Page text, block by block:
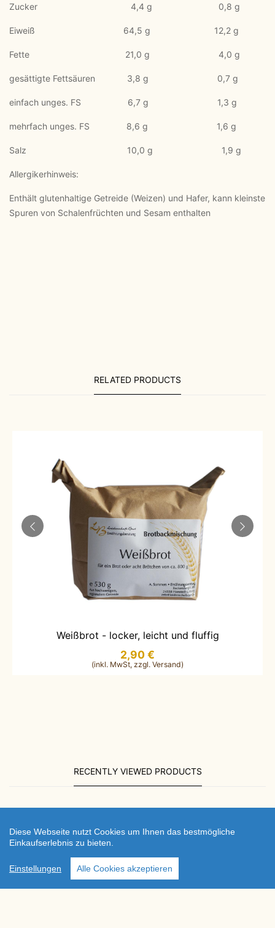
Zucker 4,4 g 0,8 g
Eiweiß 64,5 g 12,2 g
Fette 21,0 g 4,0 g
gesättigte Fettsäuren 3,8 g 0,7 g
einfach unges. FS 6,7 g 1,3 g
mehrfach unges. FS 8,6 g 1,6 g
Salz 10,0 g 1,9 g
Allergikerhinweis:
Enthält glutenhaltige Getreide (Weizen) und Hafer, kann kleinste
Spuren von Schalenfrüchten und Sesam enthalten
RELATED PRODUCTS
IN DEN WARENKORB LEGEN
Weißbrot - locker, leicht und fluffig
2,90 €
RECENTLY VIEWED PRODUCTS
AGB|Datenschutz|Versand
Diese Webseite nutzt Cookies um Ihnen das bestmögliche
Einkaufserlebnis zu bieten.
Einstellungen Alle Cookies akzeptieren